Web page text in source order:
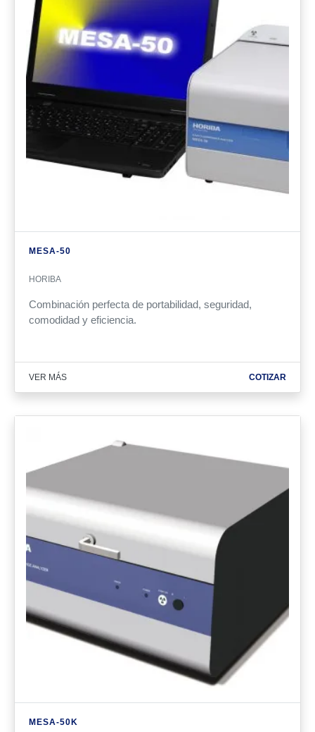
MESA-50
HORIBA
Combinación perfecta de portabilidad, seguridad,
comodidad y eficiencia.
VER MÁS COTIZAR
MESA-50K